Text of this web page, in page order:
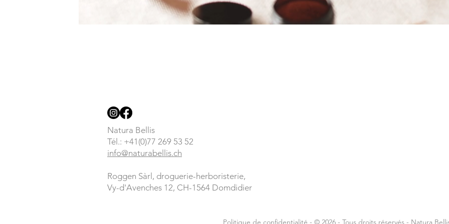
Natura Bellis
Tél.: +41(0)77 269 53 52
info@naturabellis.ch
Roggen Sàrl, droguerie-herboristerie,
Vy-d'Avenches 12, CH-1564 Domdidier
Politique de confidentialité - © 2026 - Tous droits réservés - Natura